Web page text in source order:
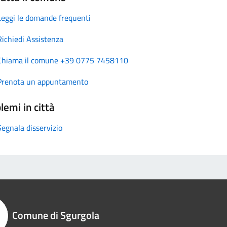
le domande frequenti
Assistenza
il comune +39 0775 7458110
un appuntamento
in città
disservizio
Comune di Sgurgola